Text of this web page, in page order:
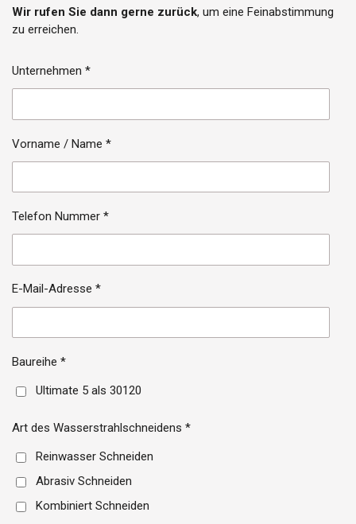
Wir rufen Sie dann gerne zurück, um eine Feinabstimmung
zu erreichen.
Unternehmen *
Vorname / Name *
Telefon Nummer *
E-Mail-Adresse *
Baureihe *
Ultimate 5 als 30120
Art des Wasserstrahlschneidens *
Reinwasser Schneiden
Abrasiv Schneiden
Kombiniert Schneiden